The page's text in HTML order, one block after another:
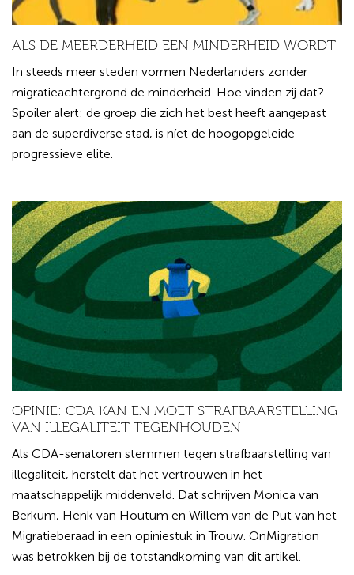
ALS DE MEERDERHEID EEN MINDERHEID WORDT
In steeds meer steden vormen Nederlanders zonder
migratieachtergrond de minderheid. Hoe vinden zij dat?
Spoiler alert: de groep die zich het best heeft aangepast
aan de superdiverse stad, is níet de hoogopgeleide
progressieve elite.
OPINIE: CDA KAN EN MOET STRAFBAARSTELLING
VAN ILLEGALITEIT TEGENHOUDEN
Als CDA-senatoren stemmen tegen strafbaarstelling van
illegaliteit, herstelt dat het vertrouwen in het
maatschappelijk middenveld. Dat schrijven Monica van
Berkum, Henk van Houtum en Willem van de Put van het
Migratieberaad in een opiniestuk in Trouw. OnMigration
was betrokken bij de totstandkoming van dit artikel.